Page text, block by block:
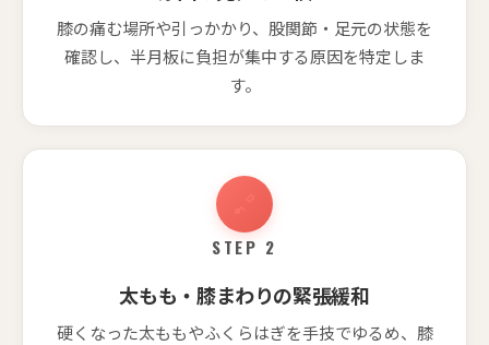
膝の痛む場所や引っかかり、股関節・足元の状態を
確認し、半月板に負担が集中する原因を特定しま
す。
STEP 2
太もも・膝まわりの緊張緩和
硬くなった太ももやふくらはぎを手技でゆるめ、膝